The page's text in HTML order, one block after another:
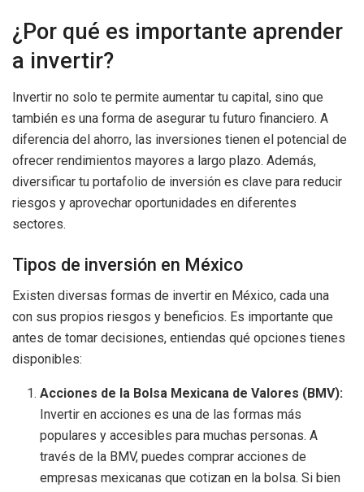
¿Por qué es importante aprender
a invertir?
Invertir no solo te permite aumentar tu capital, sino que
también es una forma de asegurar tu futuro financiero. A
diferencia del ahorro, las inversiones tienen el potencial de
ofrecer rendimientos mayores a largo plazo. Además,
diversificar tu portafolio de inversión es clave para reducir
riesgos y aprovechar oportunidades en diferentes
sectores.
Tipos de inversión en México
Existen diversas formas de invertir en México, cada una
con sus propios riesgos y beneficios. Es importante que
antes de tomar decisiones, entiendas qué opciones tienes
disponibles:
Acciones de la Bolsa Mexicana de Valores (BMV):
Invertir en acciones es una de las formas más
populares y accesibles para muchas personas. A
través de la BMV, puedes comprar acciones de
empresas mexicanas que cotizan en la bolsa. Si bien